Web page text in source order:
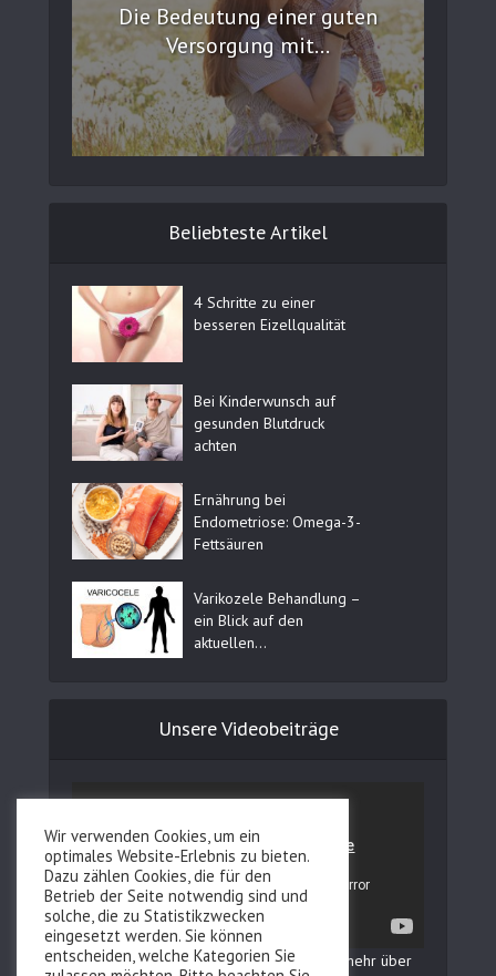
Die Bedeutung einer guten
Versorgung mit...
Beliebteste Artikel
4 Schritte zu einer
besseren Eizellqualität
Bei Kinderwunsch auf
gesunden Blutdruck
achten
Ernährung bei
Endometriose: Omega-3-
Fettsäuren
Varikozele Behandlung –
ein Blick auf den
aktuellen...
Unsere Videobeiträge
In unserem YouTube Kanal erfahren Sie mehr über
Wir verwenden Cookies, um ein
optimales Website-Erlebnis zu bieten.
Dazu zählen Cookies, die für den
Betrieb der Seite notwendig sind und
solche, die zu Statistikzwecken
eingesetzt werden. Sie können
entscheiden, welche Kategorien Sie